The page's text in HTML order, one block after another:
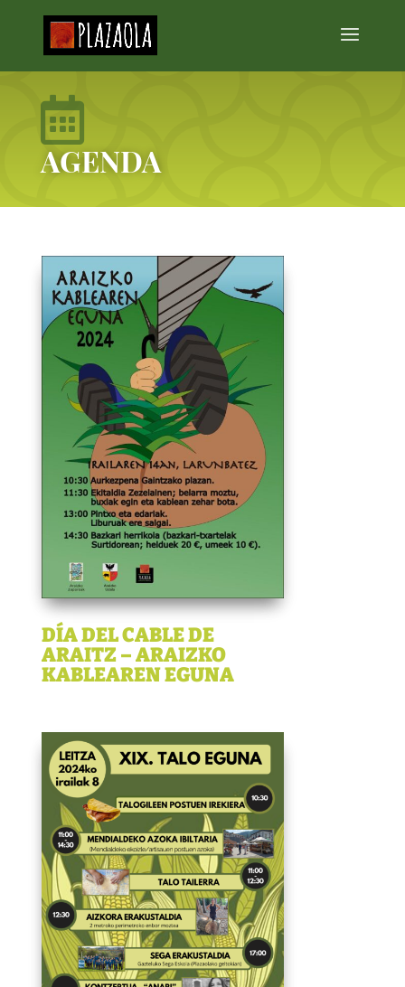

AGENDA
DÍA DEL CABLE DE
ARAITZ – ARAIZKO
KABLEAREN EGUNA